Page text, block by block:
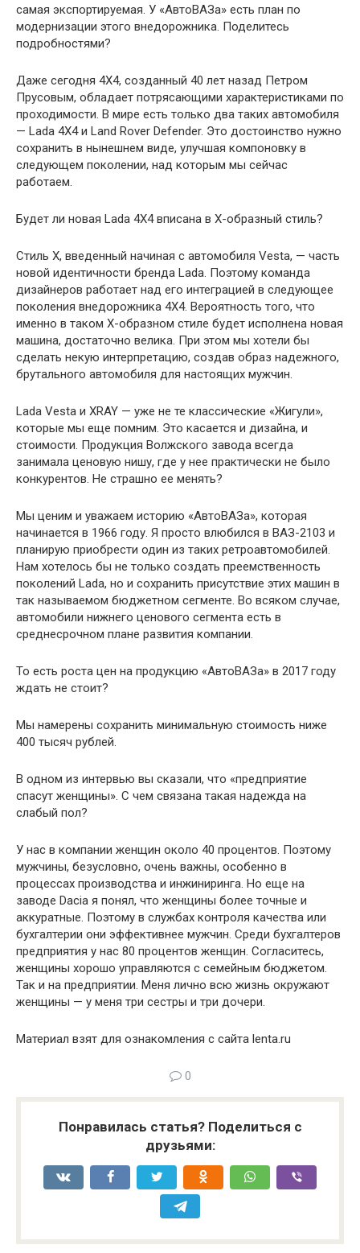
самая экспортируемая. У «АвтоВАЗа» есть план по
модернизации этого внедорожника. Поделитесь
подробностями?
Даже сегодня 4X4, созданный 40 лет назад Петром
Прусовым, обладает потрясающими характеристиками по
проходимости. В мире есть только два таких автомобиля
— Lada 4X4 и Land Rover Defender. Это достоинство нужно
сохранить в нынешнем виде, улучшая компоновку в
следующем поколении, над которым мы сейчас
работаем.
Будет ли новая Lada 4Х4 вписана в Х-образный стиль?
Стиль Х, введенный начиная с автомобиля Vesta, — часть
новой идентичности бренда Lada. Поэтому команда
дизайнеров работает над его интеграцией в следующее
поколения внедорожника 4Х4. Вероятность того, что
именно в таком Х-образном стиле будет исполнена новая
машина, достаточно велика. При этом мы хотели бы
сделать некую интерпретацию, создав образ надежного,
брутального автомобиля для настоящих мужчин.
Lada Vesta и XRAY — уже не те классические «Жигули»,
которые мы еще помним. Это касается и дизайна, и
стоимости. Продукция Волжского завода всегда
занимала ценовую нишу, где у нее практически не было
конкурентов. Не страшно ее менять?
Мы ценим и уважаем историю «АвтоВАЗа», которая
начинается в 1966 году. Я просто влюбился в ВАЗ-2103 и
планирую приобрести один из таких ретроавтомобилей.
Нам хотелось бы не только создать преемственность
поколений Lada, но и сохранить присутствие этих машин в
так называемом бюджетном сегменте. Во всяком случае,
автомобили нижнего ценового сегмента есть в
среднесрочном плане развития компании.
То есть роста цен на продукцию «АвтоВАЗа» в 2017 году
ждать не стоит?
Мы намерены сохранить минимальную стоимость ниже
400 тысяч рублей.
В одном из интервью вы сказали, что «предприятие
спасут женщины». С чем связана такая надежда на
слабый пол?
У нас в компании женщин около 40 процентов. Поэтому
мужчины, безусловно, очень важны, особенно в
процессах производства и инжиниринга. Но еще на
заводе Dacia я понял, что женщины более точные и
аккуратные. Поэтому в службах контроля качества или
бухгалтерии они эффективнее мужчин. Среди бухгалтеров
предприятия у нас 80 процентов женщин. Согласитесь,
женщины хорошо управляются с семейным бюджетом.
Так и на предприятии. Меня лично всю жизнь окружают
женщины — у меня три сестры и три дочери.
Материал взят для ознакомления с сайта lenta.ru
0
Понравилась статья? Поделиться с
друзьями: